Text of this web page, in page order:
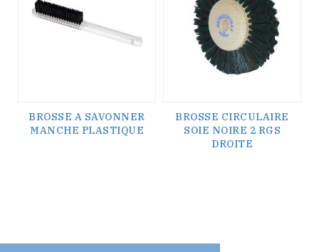
BROSSE A SAVONNER
MANCHE PLASTIQUE
BROSSE CIRCULAIRE
SOIE NOIRE 2 RGS
DROITE